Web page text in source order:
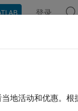
登录
地活动和优惠。根